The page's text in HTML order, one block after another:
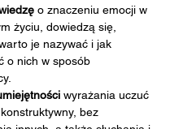
o znaczeniu emocji w
życiu, dowiedzą się,
je nazywać i jak
o nich w sposób
wyrażania uczuć
bez